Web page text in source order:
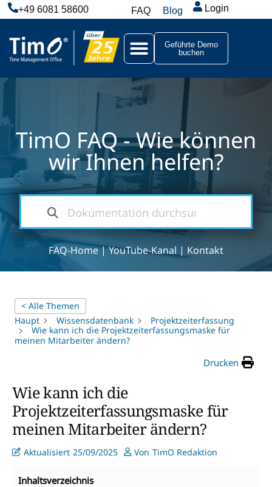
+49 6081 58600 FAQ Blog Login
Geführte Demo
buchen
TimO FAQ - Wie können
wir Ihnen helfen?
FAQ-Home|YouTube-Kanal | Kontakt
< Alle Themen
Haupt
Wissensdatenbank
Projektzeiterfassung
Wie kann ich die Projektzeiterfassungsmaske für
meinen Mitarbeiter ändern?
Drucken
Wie kann ich die
Projektzeiterfassungsmaske für
meinen Mitarbeiter ändern?
Aktualisiert 25/09/2025 Von TimO Redaktion
Inhaltsverzeichnis